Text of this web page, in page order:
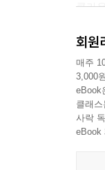
9.2
9.3
9.4
9.5
클라
_2장.
물체
_3장.
픽셀
있는
회원
매주
3,000
eBook
클래
사락
eBook